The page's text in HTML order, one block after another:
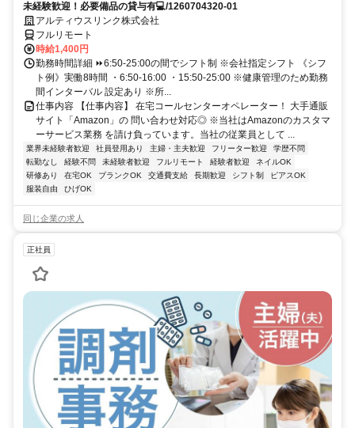
未経験歓迎！必要備品の貸与有💻/1260704320-01
アルティウスリンク株式会社
フルリモート
時給1,400円
勤務時間詳細 ⏩6:50-25:00の間でシフト制 ※会社指定シフト 《シフ
ト例》実働8時間 ・6:50-16:00 ・15:50-25:00 ※健康管理のため勤務
間インターバル 設定あり ※所...
仕事内容 【仕事内容】 在宅コールセンターオペレーター！ 大手通販
サイト「Amazon」の 問い合わせ対応◎ ※当社はAmazonのカスタマ
ーサービス業務 を請け負っています。当社の従業員として ...
業界未経験者歓迎 社員登用あり 主婦・主夫歓迎 フリーター歓迎
学歴不問
転勤なし
経験不問 未経験者歓迎 フルリモート 経験者歓迎
ネイルOK
研修あり
在宅OK ブランクOK 交通費支給 長期歓迎 シフト制
ピアスOK
服装自由
ひげOK
同じ企業の求人
正社員